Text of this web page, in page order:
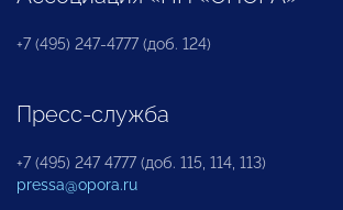
+7 (495) 247-4777 (доб. 124)
Пресс-служба
+7 (495) 247 4777 (доб. 115, 114, 113)
pressa@opora.ru